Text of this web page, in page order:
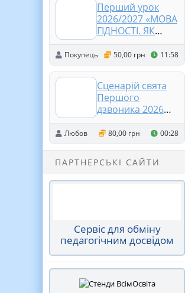
ІНСТРУКЦІЇ.
ЖУРНАЛИ.
ІНСТРУКЦІЇ ДЛЯ
УЧНІВ.ІНСТРУКТАЖІ.
АКТИ
Перший урок
2026/2027 «МОВА
ГІДНОСТІ. ЯК
ЗВУЧИТЬ
УКРАЇНА?»
Покупець 50,00 грн 11:58
Сценарій свята
Першого
дзвоника 2026
«Ми на світлій
хвилі. Пароль до
шкільної мережі»
Любов 80,00 грн 00:28
ПАРТНЕРСЬКІ САЙТИ
Сервіс для обміну
педагогічним досвідом